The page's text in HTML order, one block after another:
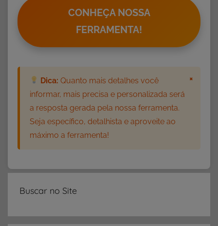
CONHEÇA NOSSA
FERRAMENTA!
Dica: Quanto mais detalhes você
informar, mais precisa e personalizada será
a resposta gerada pela nossa ferramenta.
Seja específico, detalhista e aproveite ao
máximo a ferramenta!
×
Buscar no Site